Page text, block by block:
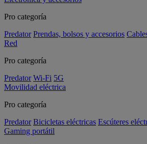
Pro categoría
Predator Prendas, bolsos y accesorios
Red
Pro categoría
Predator Wi-Fi 5G
Movilidad eléctrica
Pro categoría
Predator Bicicletas eléctricas Escúteres
Gaming portátil